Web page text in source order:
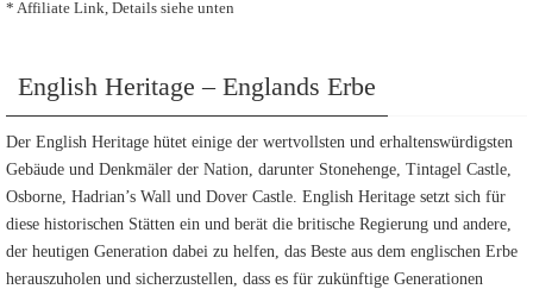
* Affiliate Link, Details siehe unten
English Heritage – Englands Erbe
Der English Heritage hütet einige der wertvollsten und erhaltenswürdigsten
Gebäude und Denkmäler der Nation, darunter Stonehenge, Tintagel Castle,
Osborne, Hadrian’s Wall und Dover Castle. English Heritage setzt sich für
diese historischen Stätten ein und berät die britische Regierung und andere,
der heutigen Generation dabei zu helfen, das Beste aus dem englischen Erbe
herauszuholen und sicherzustellen, dass es für zukünftige Generationen